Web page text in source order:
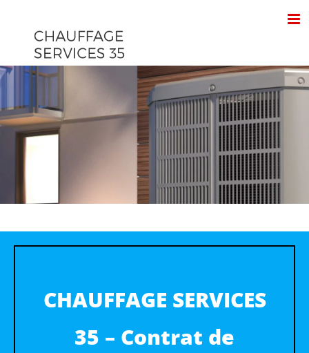
contenu
CHAUFFAGE SERVICES
35 – Contrat de